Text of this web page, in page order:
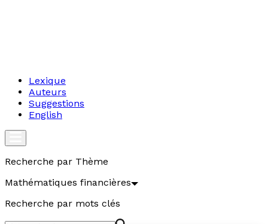
Lexique
Auteurs
Suggestions
English
Recherche par Thème
Mathématiques financières
Recherche par mots clés